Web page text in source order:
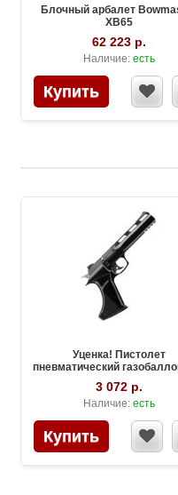
Блочный арбалет
XB65
62 223 р.
Наличие: есть
Уценка! Пистолет
пневматический
3 072 р.
Наличие: есть